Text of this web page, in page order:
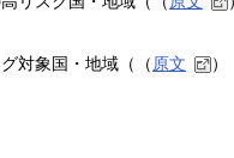
対象国・地域（（ 原文 ）